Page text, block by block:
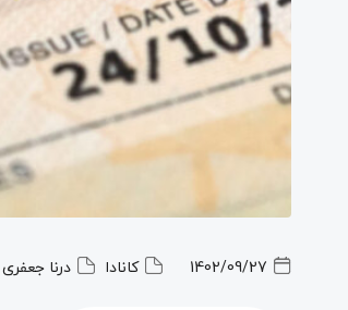
1402/09/27 کانادا درنا جعفری